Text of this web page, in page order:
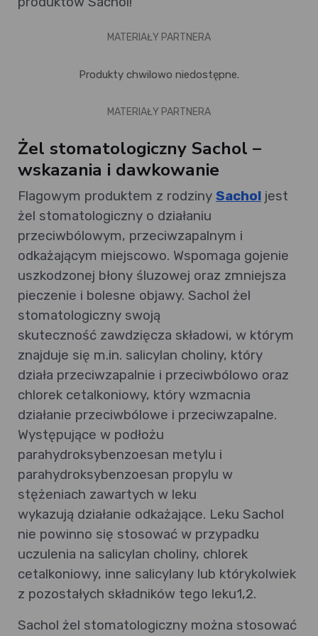
MATERIAŁY PARTNERA
Produkty chwilowo niedostępne.
MATERIAŁY PARTNERA
Żel stomatologiczny Sachol –
wskazania i dawkowanie
Flagowym produktem z rodziny Sachol jest
żel stomatologiczny o działaniu
przeciwbólowym, przeciwzapalnym i
odkażającym miejscowo. Wspomaga gojenie
uszkodzonej błony śluzowej oraz zmniejsza
pieczenie i bolesne objawy. Sachol żel
stomatologiczny swoją
skuteczność zawdzięcza składowi, w którym
znajduje się m.in. salicylan choliny, który
działa przeciwzapalnie i przeciwbólowo oraz
chlorek cetalkoniowy, który wzmacnia
działanie przeciwbólowe i przeciwzapalne.
Występujące w podłożu
parahydroksybenzoesan metylu i
parahydroksybenzoesan propylu w
stężeniach zawartych w leku
wykazują działanie odkażające. Leku Sachol
nie powinno się stosować w przypadku
uczulenia na salicylan choliny, chlorek
cetalkoniowy, inne salicylany lub którykolwiek
z pozostałych składników tego leku1,2.
Sachol żel stomatologiczny można stosować